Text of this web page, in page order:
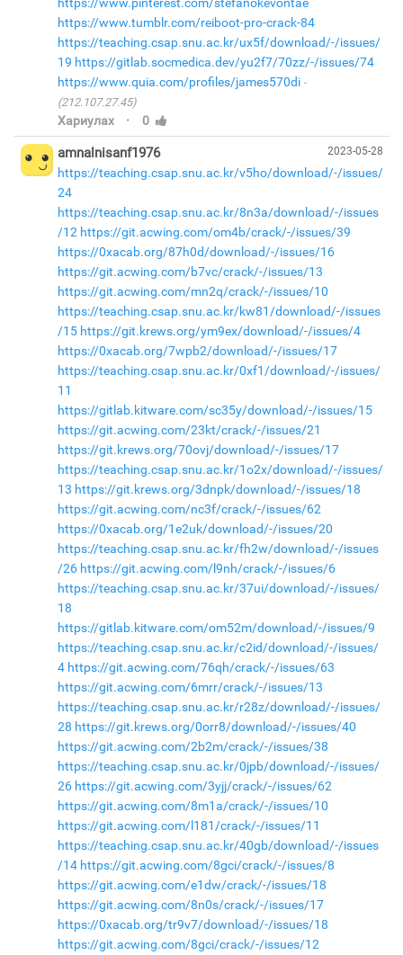
https://www.tumblr.com/reiboot-pro-crack-84
https://teaching.csap.snu.ac.kr/ux5f/download/-/issues/
19 https://gitlab.socmedica.dev/yu2f7/70zz/-/issues/74
https://www.quia.com/profiles/james570di
(212.107.27.45)
Хариулах · 0
2023-05-28
amnalnisanf1976
https://teaching.csap.snu.ac.kr/v5ho/download/-/issues/
24
https://teaching.csap.snu.ac.kr/8n3a/download/-/issues
/12 https://git.acwing.com/om4b/crack/-/issues/39
https://0xacab.org/87h0d/download/-/issues/16
https://git.acwing.com/b7vc/crack/-/issues/13
https://git.acwing.com/mn2q/crack/-/issues/10
https://teaching.csap.snu.ac.kr/kw81/download/-/issues
/15 https://git.krews.org/ym9ex/download/-/issues/4
https://0xacab.org/7wpb2/download/-/issues/17
https://teaching.csap.snu.ac.kr/0xf1/download/-/issues/
11
https://gitlab.kitware.com/sc35y/download/-/issues/15
https://git.acwing.com/23kt/crack/-/issues/21
https://git.krews.org/70ovj/download/-/issues/17
https://teaching.csap.snu.ac.kr/1o2x/download/-/issues/
13 https://git.krews.org/3dnpk/download/-/issues/18
https://git.acwing.com/nc3f/crack/-/issues/62
https://0xacab.org/1e2uk/download/-/issues/20
https://teaching.csap.snu.ac.kr/fh2w/download/-/issues
/26 https://git.acwing.com/l9nh/crack/-/issues/6
https://teaching.csap.snu.ac.kr/37ui/download/-/issues/
18
https://gitlab.kitware.com/om52m/download/-/issues/9
https://teaching.csap.snu.ac.kr/c2id/download/-/issues/
4 https://git.acwing.com/76qh/crack/-/issues/63
https://git.acwing.com/6mrr/crack/-/issues/13
https://teaching.csap.snu.ac.kr/r28z/download/-/issues/
28 https://git.krews.org/0orr8/download/-/issues/40
https://git.acwing.com/2b2m/crack/-/issues/38
https://teaching.csap.snu.ac.kr/0jpb/download/-/issues/
26 https://git.acwing.com/3yjj/crack/-/issues/62
https://git.acwing.com/8m1a/crack/-/issues/10
https://git.acwing.com/l181/crack/-/issues/11
https://teaching.csap.snu.ac.kr/40gb/download/-/issues
/14 https://git.acwing.com/8gci/crack/-/issues/8
https://git.acwing.com/e1dw/crack/-/issues/18
https://git.acwing.com/8n0s/crack/-/issues/17
https://0xacab.org/tr9v7/download/-/issues/18
https://git.acwing.com/8gci/crack/-/issues/12